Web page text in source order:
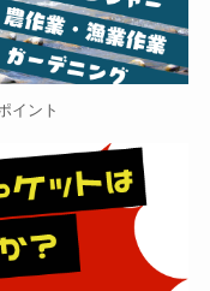
イント